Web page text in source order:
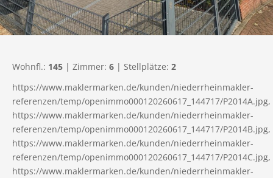
Wohnfl.: 145 | Zimmer: 6 | Stellplätze: 2
https://www.maklermarken.de/kunden/niederrheinmakler-
referenzen/temp/openimmo000120260617_144717/P2014A.jpg,
https://www.maklermarken.de/kunden/niederrheinmakler-
referenzen/temp/openimmo000120260617_144717/P2014B.jpg,
https://www.maklermarken.de/kunden/niederrheinmakler-
referenzen/temp/openimmo000120260617_144717/P2014C.jpg,
https://www.maklermarken.de/kunden/niederrheinmakler-